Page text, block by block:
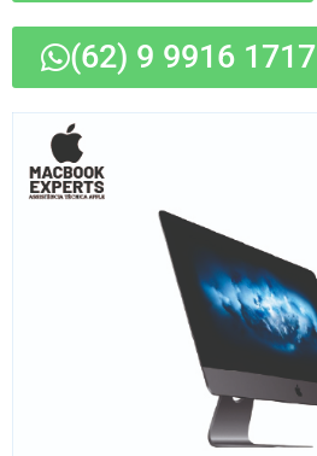
(62) 9 9916 1717